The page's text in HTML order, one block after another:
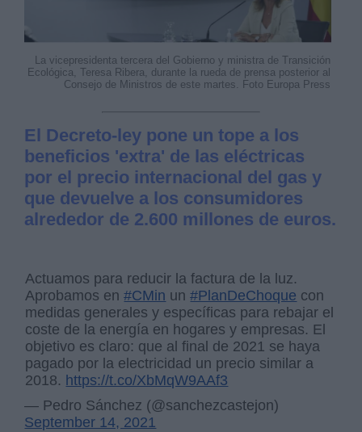
La vicepresidenta tercera del Gobierno y ministra de Transición
Ecológica, Teresa Ribera, durante la rueda de prensa posterior al
Consejo de Ministros de este martes. Foto Europa Press
El Decreto-ley pone un tope a los
beneficios 'extra' de las eléctricas
por el precio internacional del gas y
que devuelve a los consumidores
alrededor de 2.600 millones de euros.
Actuamos para reducir la factura de la luz.
Aprobamos en#CMin un#PlanDeChoque con
medidas generales y específicas para rebajar el
coste de la energía en hogares y empresas. El
objetivo es claro: que al final de 2021 se haya
pagado por la electricidad un precio similar a
2018. https://t.co/XbMqW9AAf3
— Pedro Sánchez (@sanchezcastejon)
September 14, 2021